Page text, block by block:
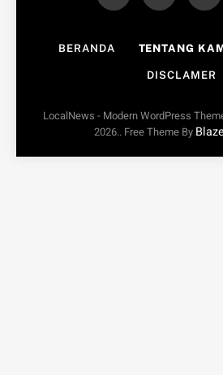
BERANDA TENTANG
DISCLAMER
LocalNews - Modern WordPress
2026.. Free Theme By